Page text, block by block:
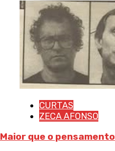
CURTAS
ZECA AFONSO
Maior que o pensamento